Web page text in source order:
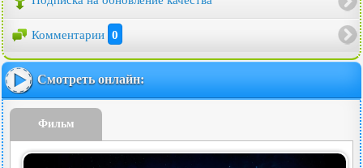
Комментарии 0
Смотреть онлайн:
Фильм